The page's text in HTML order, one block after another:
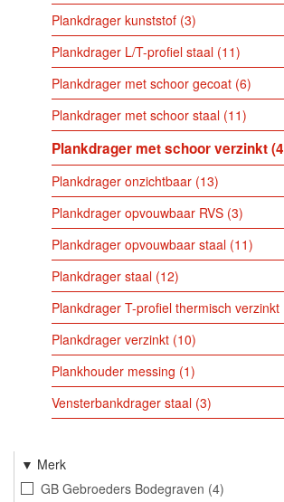
Plankdrager kunststof 3
Plankdrager L/T-profiel staal 11
Plankdrager met schoor gecoat 6
Plankdrager met schoor staal 11
Plankdrager met schoor verzinkt 4
Plankdrager onzichtbaar 13
Plankdrager opvouwbaar RVS 3
Plankdrager opvouwbaar staal 11
Plankdrager staal 12
Plankdrager T-profiel thermisch verzinkt
Plankdrager verzinkt 10
Plankhouder messing 1
Vensterbankdrager staal 3
Merk
GB Gebroeders Bodegraven 4